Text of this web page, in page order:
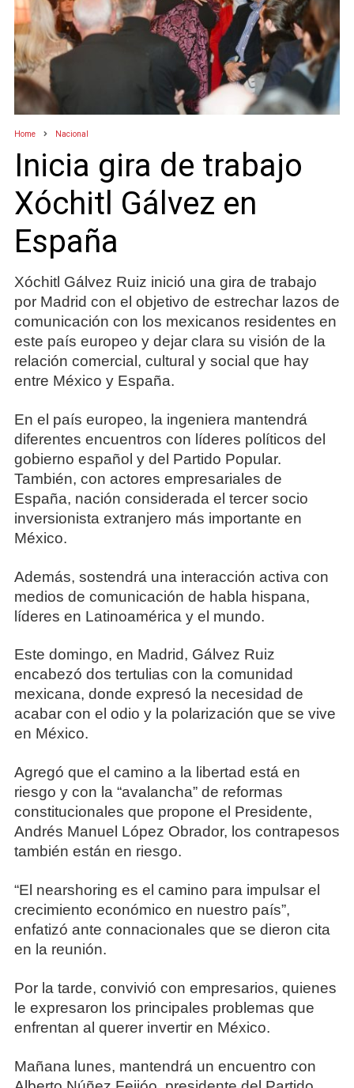
Home Nacional
Inicia gira de trabajo
Xóchitl Gálvez en
España
Xóchitl Gálvez Ruiz inició una gira de trabajo
por Madrid con el objetivo de estrechar lazos de
comunicación con los mexicanos residentes en
este país europeo y dejar clara su visión de la
relación comercial, cultural y social que hay
entre México y España.
En el país europeo, la ingeniera mantendrá
diferentes encuentros con líderes políticos del
gobierno español y del Partido Popular.
También, con actores empresariales de
España, nación considerada el tercer socio
inversionista extranjero más importante en
México.
Además, sostendrá una interacción activa con
medios de comunicación de habla hispana,
líderes en Latinoamérica y el mundo.
Este domingo, en Madrid, Gálvez Ruiz
encabezó dos tertulias con la comunidad
mexicana, donde expresó la necesidad de
acabar con el odio y la polarización que se vive
en México.
Agregó que el camino a la libertad está en
riesgo y con la “avalancha” de reformas
constitucionales que propone el Presidente,
Andrés Manuel López Obrador, los contrapesos
también están en riesgo.
“El nearshoring es el camino para impulsar el
crecimiento económico en nuestro país”,
enfatizó ante connacionales que se dieron cita
en la reunión.
Por la tarde, convivió con empresarios, quienes
le expresaron los principales problemas que
enfrentan al querer invertir en México.
Mañana lunes, mantendrá un encuentro con